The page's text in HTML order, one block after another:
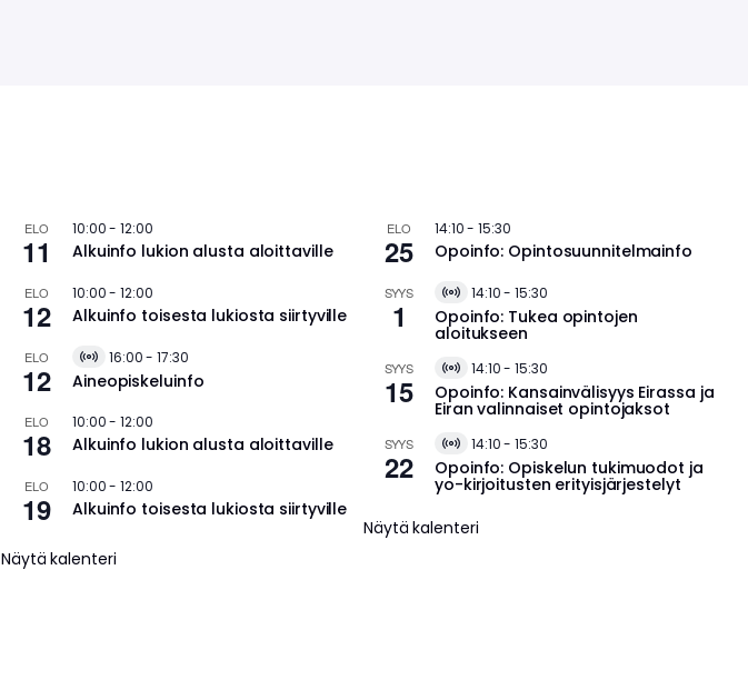
ELO
11
10:00-12:00
Alkuinfo lukion alusta aloittaville
ELO
12
10:00-12:00
Alkuinfo toisesta lukiosta siirtyville
ELO
12
V
i
t
u
a
T
a
h
16:00-17:30
Aineopiskeluinfo
ELO
18
10:00-12:00
Alkuinfo lukion alusta aloittaville
ELO
19
10:00-12:00
Alkuinfo toisesta lukiosta siirtyville
Näytä kalenteri
ELO
25
14:10-15:30
Opoinfo: Opintosuunnitelmainfo
SYYS
1
V
i
r
u
a
l
a
a
h
u
14:10-15:30
Opoinfo: Tukea opintojen
aloitukseen
SYYS
15
V
i
r
u
a
l
p
14:10-15:30
Opoinfo: Kansainvälisyys Eirassa ja
Eiran valinnaiset opintojaksot
SYYS
22
V
i
r
u
a
14:10-15:30
Opoinfo: Opiskelun tukimuodot ja
yo-kirjoitusten erityisjärjestelyt
Näytä kalenteri